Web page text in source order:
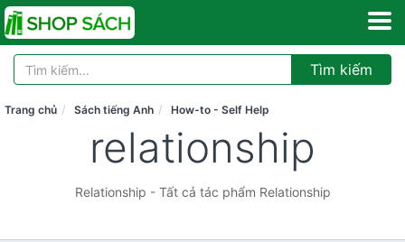
Tìm kiếm
Trang chủ Sách tiếng Anh How-to - Self Help
relationship
Relationship - Tất cả tác phẩm Relationship